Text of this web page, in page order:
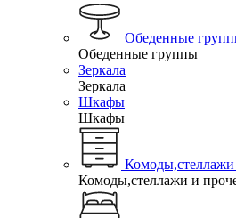
Обеденные
Обеденные группы
Зеркала
Зеркала
Шкафы
Шкафы
Комоды,стеллажи
Комоды,стеллажи и